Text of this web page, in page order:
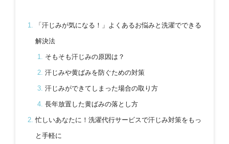
「汗じみが気になる！」よくあるお悩みと洗濯でできる
解決法
そもそも汗じみの原因は？
汗じみや黄ばみを防ぐための対策
汗じみができてしまった場合の取り方
長年放置した黄ばみの落とし方
忙しいあなたに！洗濯代行サービスで汗じみ対策をもっ
と手軽に